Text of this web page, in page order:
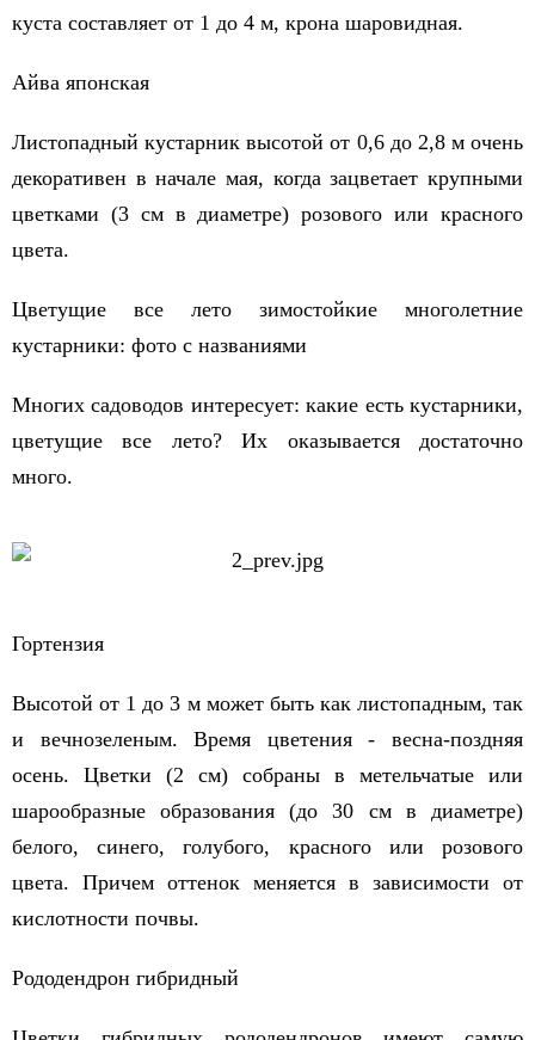
куста составляет от 1 до 4 м, крона шаровидная.
Айва японская
Листопадный кустарник высотой от 0,6 до 2,8 м очень
декоративен в начале мая, когда зацветает крупными
цветками (3 см в диаметре) розового или красного
цвета.
Цветущие все лето зимостойкие многолетние
кустарники: фото с названиями
Многих садоводов интересует: какие есть кустарники,
цветущие все лето? Их оказывается достаточно
много.
Гортензия
Высотой от 1 до 3 м может быть как листопадным, так
и вечнозеленым. Время цветения - весна-поздняя
осень. Цветки (2 см) собраны в метельчатые или
шарообразные образования (до 30 см в диаметре)
белого, синего, голубого, красного или розового
цвета. Причем оттенок меняется в зависимости от
кислотности почвы.
Рододендрон гибридный